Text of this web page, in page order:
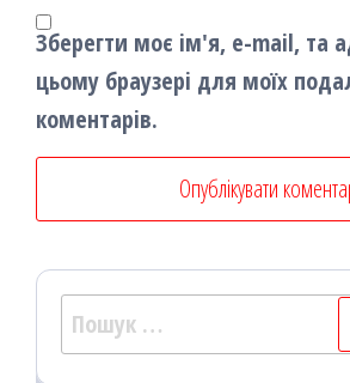
Зберегти моє ім'я, e-mail, та
цьому браузері для моїх
коментарів.
Пошук: